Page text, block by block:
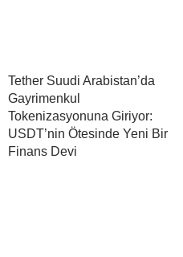
Tether Suudi Arabistan’da
Gayrimenkul
Tokenizasyonuna Giriyor:
USDT’nin Ötesinde Yeni Bir
Finans Devi